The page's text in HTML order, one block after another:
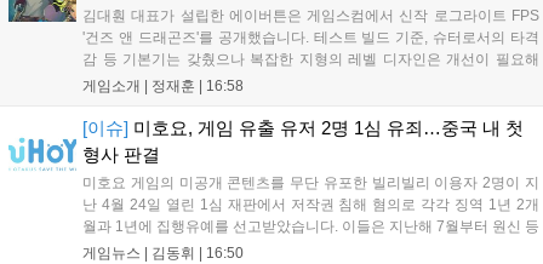
김대훤 대표가 설립한 에이버튼은 게임스컴에서 신작 로그라이트 FPS
'건즈 앤 드래곤즈'를 공개했습니다. 테스트 빌드 기준, 슈터로서의 타격
감 등 기본기는 갖췄으나 복잡한 지형의 레벨 디자인은 개선이 필요해
보입니다. 또한, 성장 트랙의 과도한 분절과 무기 다양성 부족 등 로그라
추가 등을 통해 게임성을 다듬어 경쟁력을 확보할 계획입니다....
게임소개 | 정재훈 16:58
[이슈] 미호요, 게임 유출 유저 2명 1심 유죄…중국 내 첫
형사 판결
미호요 게임의 미공개 콘텐츠를 무단 유포한 빌리빌리 이용자 2명이 지
난 4월 24일 열린 1심 재판에서 저작권 침해 혐의로 각각 징역 1년 2개
월과 1년에 집행유예를 선고받았습니다. 이들은 지난해 7월부터 원신 등
주요 게임의 영상을 유포해 60만 회 이상의 조회수를 기록했습니다. 미
게임뉴스 | 김동휘 16:50